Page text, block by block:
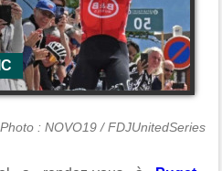
Photo : NOVO19 / FDJUnitedSeries